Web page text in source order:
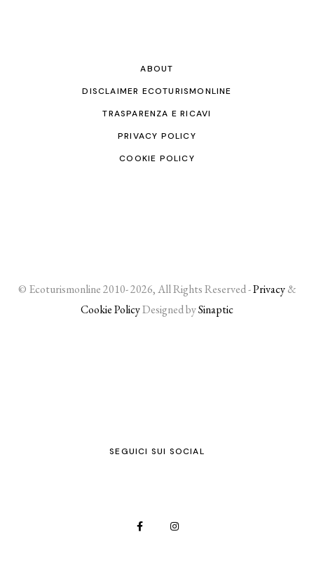
ABOUT
DISCLAIMER ECOTURISMONLINE
TRASPARENZA E RICAVI
PRIVACY POLICY
COOKIE POLICY
© Ecoturismonline 2010- 2026, All Rights Reserved -Privacy&
Cookie PolicyDesigned bySinaptic
SEGUICI SUI SOCIAL